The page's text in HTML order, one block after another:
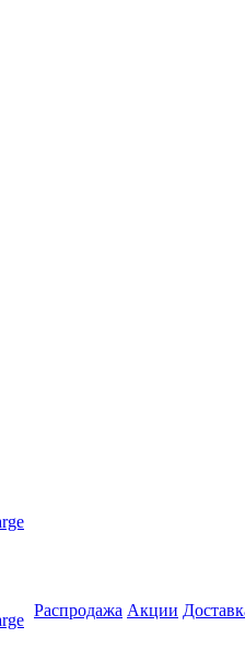
Распродажа Акции